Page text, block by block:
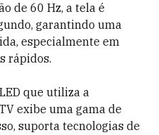
de 60 Hz, a tela é
garantindo uma
especialmente em
rápidos.
que utiliza a
exibe uma gama de
suporta tecnologias de